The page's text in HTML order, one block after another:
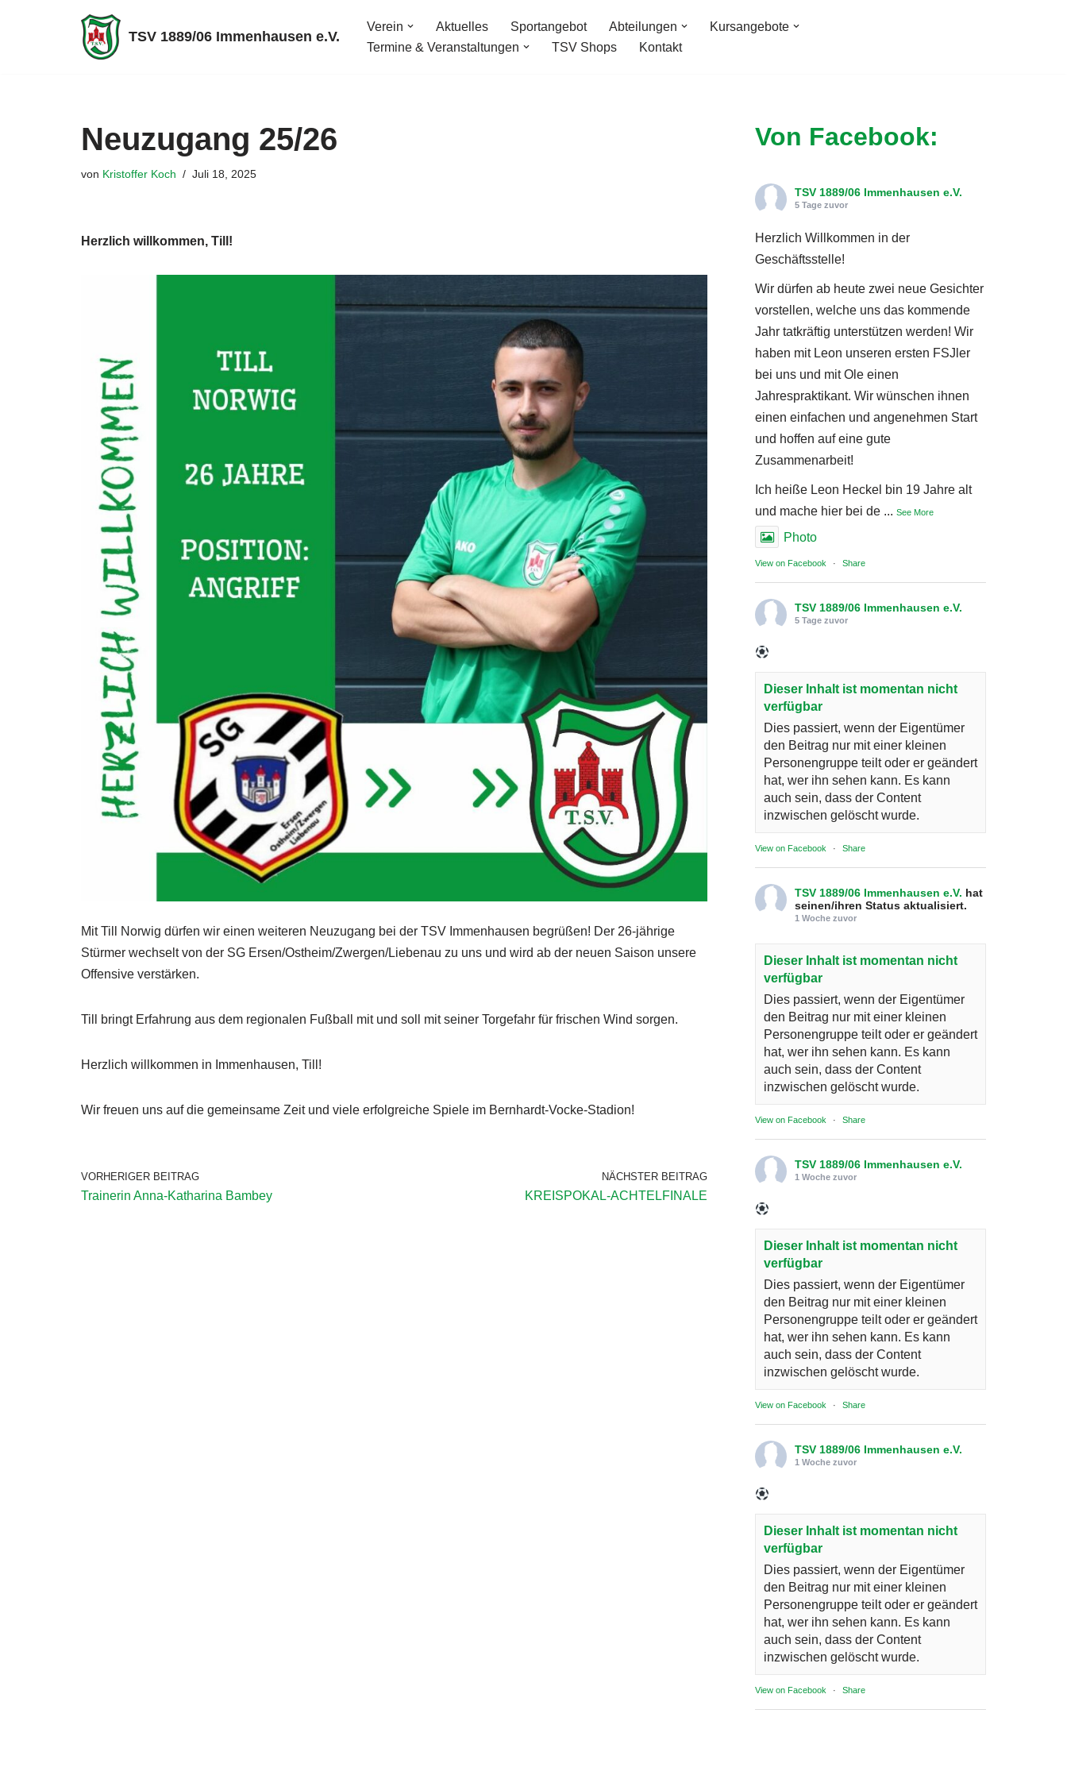
TSV 1889/06 Immenhausen e.V.
Verein Aktuelles Sportangebot Abteilungen
Kursangebote
Termine & Veranstaltungen
TSV Shops Kontakt
Neuzugang 25/26
von Kristoffer Koch Juli 18, 2025
Herzlich willkommen, Till!
Mit Till Norwig dürfen wir einen weiteren Neuzugang bei der TSV Immenhausen begrüßen! Der 26-jährige
Stürmer wechselt von der SG Ersen/Ostheim/Zwergen/Liebenau zu uns und wird ab der neuen Saison unsere
Offensive verstärken.
Till bringt Erfahrung aus dem regionalen Fußball mit und soll mit seiner Torgefahr für frischen Wind sorgen.
Herzlich willkommen in Immenhausen, Till!
Wir freuen uns auf die gemeinsame Zeit und viele erfolgreiche Spiele im Bernhardt-Vocke-Stadion!
VORHERIGER BEITRAG
Trainerin Anna-Katharina Bambey
NÄCHSTER BEITRAG
KREISPOKAL-ACHTELFINALE
Von Facebook:
TSV 1889/06 Immenhausen e.V.
5 Tage zuvor
Herzlich Willkommen in der
Geschäftsstelle!
Wir dürfen ab heute zwei neue Gesichter
vorstellen, welche uns das kommende
Jahr tatkräftig unterstützen werden! Wir
haben mit Leon unseren ersten FSJler
bei uns und mit Ole einen
Jahrespraktikant. Wir wünschen ihnen
einen einfachen und angenehmen Start
und hoffen auf eine gute
Zusammenarbeit!
Ich heiße Leon Heckel bin 19 Jahre alt
und mache hier bei de ... See More
Photo
View on Facebook · Share
TSV 1889/06 Immenhausen e.V.
5 Tage zuvor
Dieser Inhalt ist momentan nicht
verfügbar
Dies passiert, wenn der Eigentümer
den Beitrag nur mit einer kleinen
Personengruppe teilt oder er geändert
hat, wer ihn sehen kann. Es kann
auch sein, dass der Content
inzwischen gelöscht wurde.
View on Facebook · Share
TSV 1889/06 Immenhausen e.V. hat
seinen/ihren Status aktualisiert.
1 Woche zuvor
Dieser Inhalt ist momentan nicht
verfügbar
Dies passiert, wenn der Eigentümer
den Beitrag nur mit einer kleinen
Personengruppe teilt oder er geändert
hat, wer ihn sehen kann. Es kann
auch sein, dass der Content
inzwischen gelöscht wurde.
View on Facebook · Share
TSV 1889/06 Immenhausen e.V.
1 Woche zuvor
Dieser Inhalt ist momentan nicht
verfügbar
Dies passiert, wenn der Eigentümer
den Beitrag nur mit einer kleinen
Personengruppe teilt oder er geändert
hat, wer ihn sehen kann. Es kann
auch sein, dass der Content
inzwischen gelöscht wurde.
View on Facebook · Share
TSV 1889/06 Immenhausen e.V.
1 Woche zuvor
Dieser Inhalt ist momentan nicht
verfügbar
Dies passiert, wenn der Eigentümer
den Beitrag nur mit einer kleinen
Personengruppe teilt oder er geändert
hat, wer ihn sehen kann. Es kann
auch sein, dass der Content
inzwischen gelöscht wurde.
View on Facebook · Share